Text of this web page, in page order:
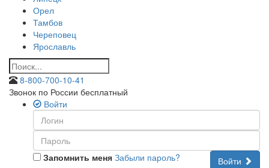
Орел
Тамбов
Череповец
Ярославль
8-800-700-10-41
Звонок по России бесплатный
Войти
Запомнить меня Войти
Забыли пароль?